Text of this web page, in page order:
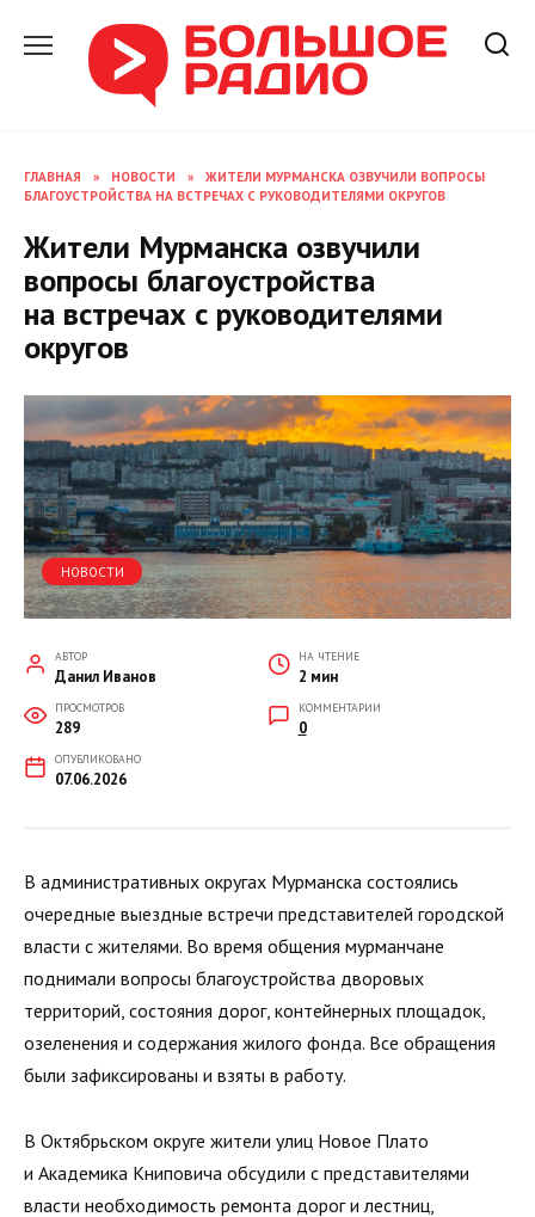
содержанию
ГЛАВНАЯ » НОВОСТИ »
ЖИТЕЛИ МУРМАНСКА ОЗВУЧИЛИ ВОПРОСЫ
БЛАГОУСТРОЙСТВА НА ВСТРЕЧАХ С РУКОВОДИТЕЛЯМИ ОКРУГОВ
Жители Мурманска озвучили
вопросы благоустройства
на встречах с руководителями
округов
НОВОСТИ
АВТОР
Данил Иванов
НА ЧТЕНИЕ
2 мин
ПРОСМОТРОВ
289
КОММЕНТАРИИ
0
ОПУБЛИКОВАНО
07.06.2026
В административных округах Мурманска состоялись
очередные выездные встречи представителей городской
власти с жителями. Во время общения мурманчане
поднимали вопросы благоустройства дворовых
территорий, состояния дорог, контейнерных площадок,
озеленения и содержания жилого фонда. Все обращения
были зафиксированы и взяты в работу.
В Октябрьском округе жители улиц Новое Плато
и Академика Книповича обсудили с представителями
власти необходимость ремонта дорог и лестниц,